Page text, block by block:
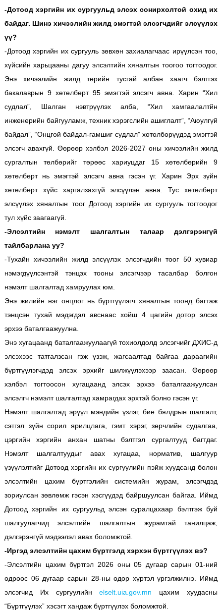
-Дотоод хэргийн их сургуульд элсэх сонирхолтой охид их
байдаг. Шинэ хичээлийн жилд эмэгтэй элсэгчдийг элсүүлэх
үү?
-Дотоод хэргийн их сургууль зөвхөн захиалагчаас ирүүлсэн тоо,
хүйсийн харьцааны дагуу элсэлтийн хяналтын тоогоо тогтоодог.
Энэ хичээлийн жилд төрийн тусгай албан хаагч бэлтгэх
бакалаврын 9 хөтөлбөрт 95 эмэгтэй элсэгч авна. Харин “Хил
судлал”, Шалган нэвтрүүлэх алба, “Хил хамгаалалтйн
инженерийн байгууламж, техник хэрэгслийн ашиглалт”, “Аюулгүй
байдал”, “Онцгой байдал-гамшиг судлал” хөтөлбөрүүдэд эмэгтэй
элсэгч авахгүй. Өөрөөр хэлбэл 2026-2027 оны хичээлийн жилд
сургалтын төлбөрийг төрөөс хариуцдаг 15 хөтөлбөрийн 9
хөтөлбөрт нь эмэгтэй элсэгч авна гэсэн үг. Харин Эрх зүйн
хөтөлбөрт хүйс харгалзахгүй элсүүлэн авна. Тус хөтөлбөрт
элсүүлэх хяналтын тоог Дотоод хэргийн их сургууль тогтоодог
тул хүйс заагаагүй.
-Элсэлтийн нэмэлт шалгалтын талаар дэлгэрэнгүй
тайлбарлана уу?
-Тухайн хичээлийн жилд элсүүлэх элсэгчдийн тоог 50 хувиар
нэмэгдүүлсэнтэй тэнцэх тооны элсэгчээр тасалбар болгон
нэмэлт шалгалтад хамруулах юм.
Энэ жилийн нэг онцлог нь бүртгүүлэгч хяналтын тоонд багтаж
тэнцсэн тухай мэдэгдэл авснаас хойш 4 цагийн дотор элсэх
эрхээ баталгаажуулна.
Энэ хугацаанд баталгаажуулаагүй тохиолдолд элсэгчийг ДХИС-д
элсэхээс татгалзсан гэж үзэж, жагсаалтад байгаа дараагийн
бүртгүүлэгчдэд элсэх эрхийг шилжүүлэхээр заасан. Өөрөөр
хэлбэл тогтоосон хугацаанд элсэх эрхээ баталгаажуулсан
элсэлгч нэмэлт шалгалтад хамрагдах эрхтэй болно гэсэн үг.
Нэмэлт шалгалтад эрүүл мэндийн үзлэг, бие бялдрын шалгалт,
сэтгэл зүйн сорил ярилцлага, гэмт хэрэг, зөрчлийн судалгаа,
цэргийн хэргийн анхан шатны бэлтгэл сургалтууд багтдаг.
Нэмэлт шалгалтуудыг авах хугацаа, норматив, шалгуур
үзүүлэлтийг Дотоод хэргийн их сургуулийн пэйж хуудсанд болон
элсэлтийн цахим бүртгэлийн системийн журам, элсэгчдэд
зориулсан зөвлөмж гэсэн хэсгүүдэд байршуулсан байгаа. Иймд
Дотоод хэргийн их сургуульд элсэн суралцахаар бэлтгэж буй
шалгуулагчид элсэлтийн шалгалтын журамтай танилцаж,
дэлгэрэнгүй мэдээлэл авах боломжтой.
-Иргэд элсэлтийн цахим бүртгэлд хэрхэн бүртгүүлэх вэ?
-Элсэлтийн цахим бүртгэл 2026 оны 05 дугаар сарын 01-ний
өдрөөс 06 дугаар сарын 28-ны өдөр хүртэл үргэлжилнэ. Иймд
элсэгчид Их сургуулийнelselt.uia.gov.mn цахим хуудасны
“Бүртгүүлэх” хэсэгт хандаж бүртгүүлэх боломжтой.